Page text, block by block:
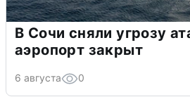
В Сочи сняли угрозу
аэропорт закрыт
6 августа 0